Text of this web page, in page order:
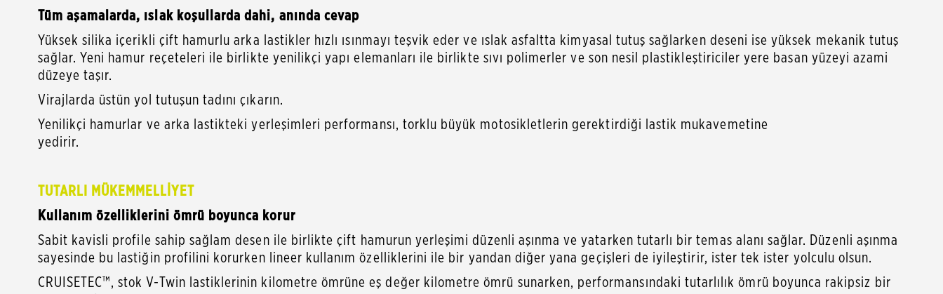
Tüm aşamalarda, ıslak koşullarda dahi, anında cevap
Yüksek silika içerikli çift hamurlu arka lastikler hızlı ısınmayı teşvik eder ve ıslak asfaltta kimyasal tutuş sağlarken deseni ise yüksek mekanik tutuş
sağlar. Yeni hamur reçeteleri ile birlikte yenilikçi yapı elemanları ile birlikte sıvı polimerler ve son nesil plastikleştiriciler yere basan yüzeyi azami
düzeye taşır.
Virajlarda üstün yol tutuşun tadını çıkarın.
Yenilikçi hamurlar ve arka lastikteki yerleşimleri performansı, torklu büyük motosikletlerin gerektirdiği lastik mukavemetine
yedirir.
TUTARLI MÜKEMMELLİYET
Kullanım özelliklerini ömrü boyunca korur
Sabit kavisli profile sahip sağlam desen ile birlikte çift hamurun yerleşimi düzenli aşınma ve yatarken tutarlı bir temas alanı sağlar. Düzenli aşınma
sayesinde bu lastiğin profilini korurken lineer kullanım özelliklerini ile bir yandan diğer yana geçişleri de iyileştirir, ister tek ister yolculu olsun.
CRUISETEC™, stok V-Twin lastiklerinin kilometre ömrüne eş değer kilometre ömrü sunarken, performansındaki tutarlılık ömrü boyunca rakipsiz bir